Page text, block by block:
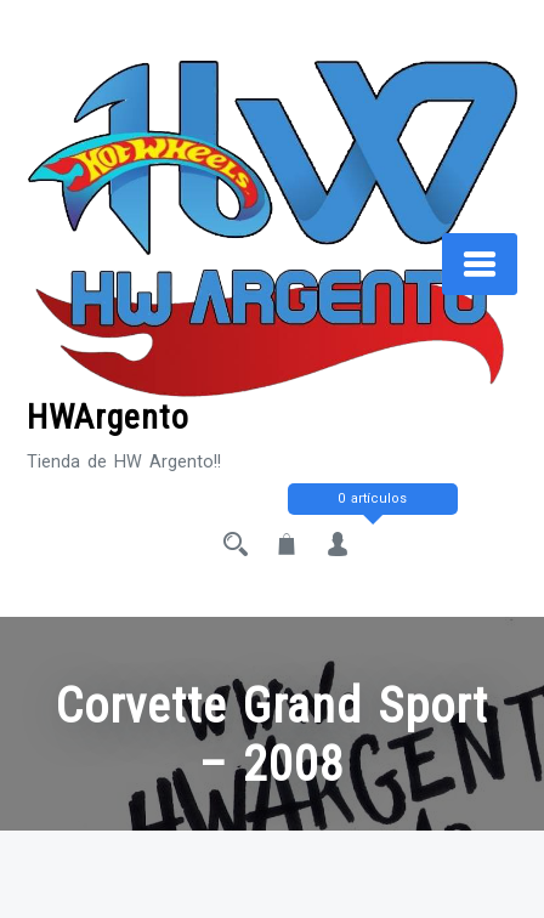
HWArgento
Tienda de HW Argento!!
0 artículos
Corvette Grand Sport
– 2008